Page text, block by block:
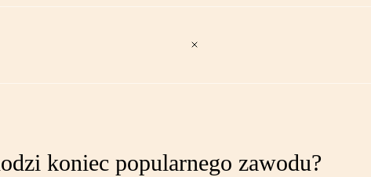
koniec popularnego zawodu?